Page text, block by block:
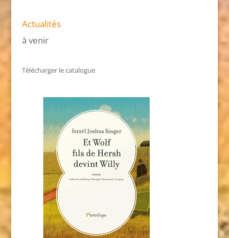
Actualités
à venir
Télécharger le catalogue